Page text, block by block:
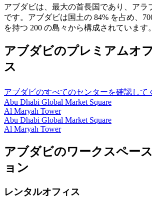
アブダビは、最大の首長国であり、アラ
です。アブダビは国土の 84% を占め、
を持つ 200 の島々から構成されています。
アブダビのプレミアムオ
ス
アブダビのすべてのセンターを確認して
Abu Dhabi Global Market Square
Al Maryah Tower
Abu Dhabi Global Market Square
Al Maryah Tower
アブダビのワークスペー
ョン
レンタルオフィス